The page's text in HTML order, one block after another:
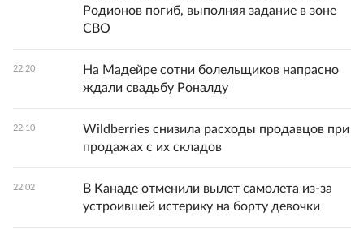
Родионов погиб, выполняя задание в зоне
СВО
22:20
На Мадейре сотни болельщиков напрасно
ждали свадьбу Роналду
22:10
Wildberries снизила расходы продавцов при
продажах с их складов
22:02
В Канаде отменили вылет самолета из-за
устроившей истерику на борту девочки